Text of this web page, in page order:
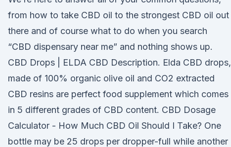
from how to take CBD oil to the strongest CBD oil out
there and of course what to do when you search
“CBD dispensary near me” and nothing shows up.
CBD Drops | ELDA CBD Description. Elda CBD drops,
made of 100% organic olive oil and CO2 extracted
CBD resins are perfect food supplement which comes
in 5 different grades of CBD content. CBD Dosage
Calculator - How Much CBD Oil Should I Take? One
bottle may be 25 drops per dropper-full while another